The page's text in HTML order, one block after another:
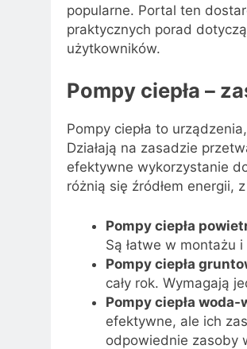
popularne. Portal ten
praktycznych porad
użytkowników.
Pompy ciepła –
Pompy ciepła to
Działają na zasadzie
efektywne wykorzystanie
różnią się źródłem energii,
Pompy ciepła
Są łatwe w montażu
Pompy ciepła
cały rok. Wymagają
Pompy ciepła woda-
efektywne, ale ich
odpowiednie zasoby